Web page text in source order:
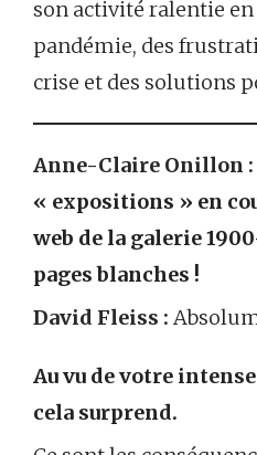
son activité ralentie
pandémie, des
crise et des solutions
Anne-Claire Onillon :
« expositions » en
web de la galerie
pages blanches !
David Fleiss :
Au vu de votre
cela surprend.